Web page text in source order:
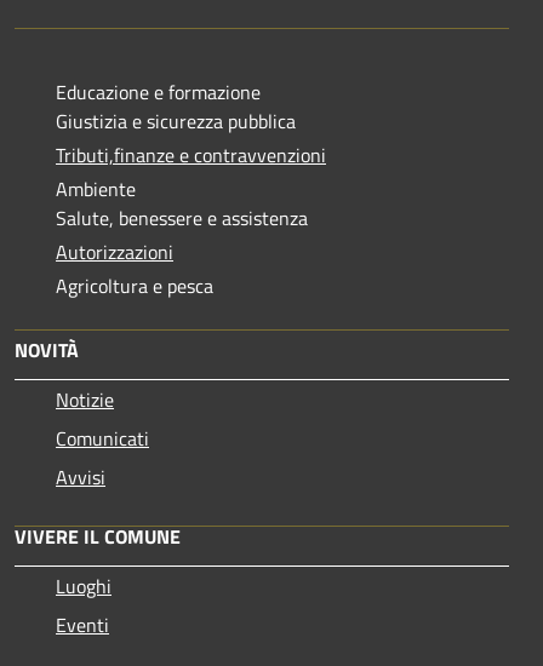
Educazione e formazione
Giustizia e sicurezza pubblica
Tributi,finanze e contravvenzioni
Ambiente
Salute, benessere e assistenza
Autorizzazioni
Agricoltura e pesca
NOVITÀ
Notizie
Comunicati
Avvisi
VIVERE IL COMUNE
Luoghi
Eventi